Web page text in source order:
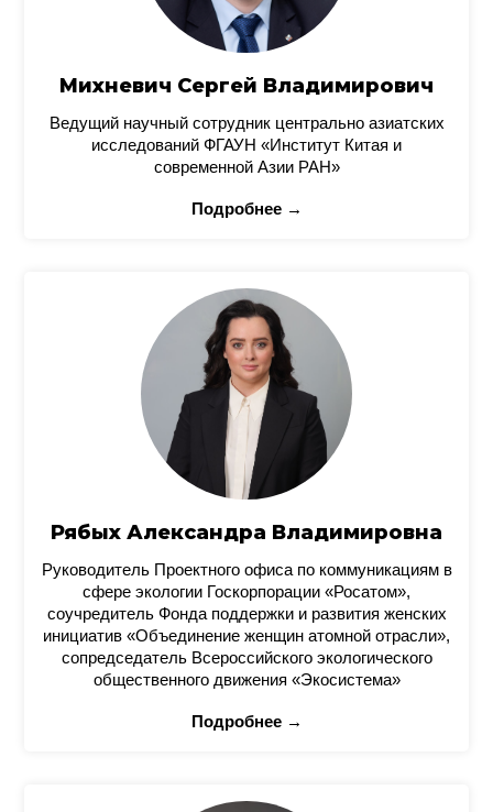
Михневич Сергей Владимирович
Ведущий научный сотрудник центрально азиатских
исследований ФГАУН «Институт Китая и
современной Азии РАН»
Подробнее →
Рябых Александра Владимировна
Руководитель Проектного офиса по коммуникациям в
сфере экологии Госкорпорации «Росатом»,
соучредитель Фонда поддержки и развития женских
инициатив «Объединение женщин атомной отрасли»,
сопредседатель Всероссийского экологического
общественного движения «Экосистема»
Подробнее →